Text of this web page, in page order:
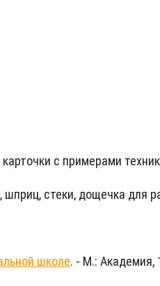
с примерами
стеки, дощечка для
школе. - М.: Академия,